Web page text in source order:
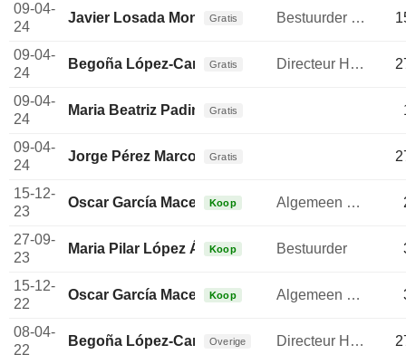
09-04-
24
Javier Losada Montero
Gratis Bestuurder / senior manager
09-04-
24
Begoña López-Cano Ibarreche
Gratis Directeur Human Resources
09-04-
24
Maria Beatriz Padin Santos
Gratis
09-04-
24
Jorge Pérez Marcote Gratis
15-12-
23
Oscar García MaceirasKoop Algemeen directeur
27-09-
23
Maria Pilar López Álvarez
Koop Bestuurder
15-12-
22
Oscar García MaceirasKoop Algemeen directeur
08-04-
22
Begoña López-Cano Ibarreche
Overige Directeur Human Resources